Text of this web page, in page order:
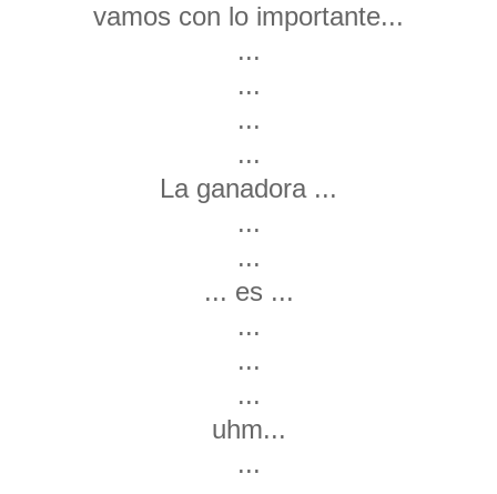
vamos con lo importante...
...
...
...
...
La ganadora ...
...
...
... es ...
...
...
...
uhm...
...